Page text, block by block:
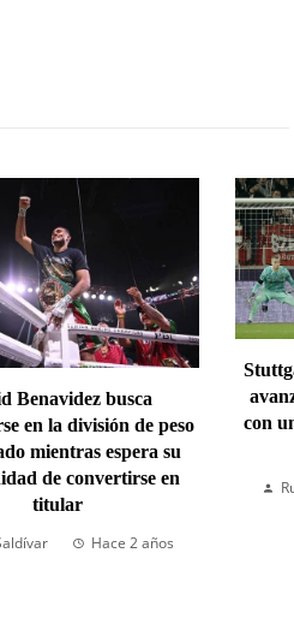
Benavidez busca
en la división de peso
mientras espera su
de convertirse en
titular
Hace 2 años
con